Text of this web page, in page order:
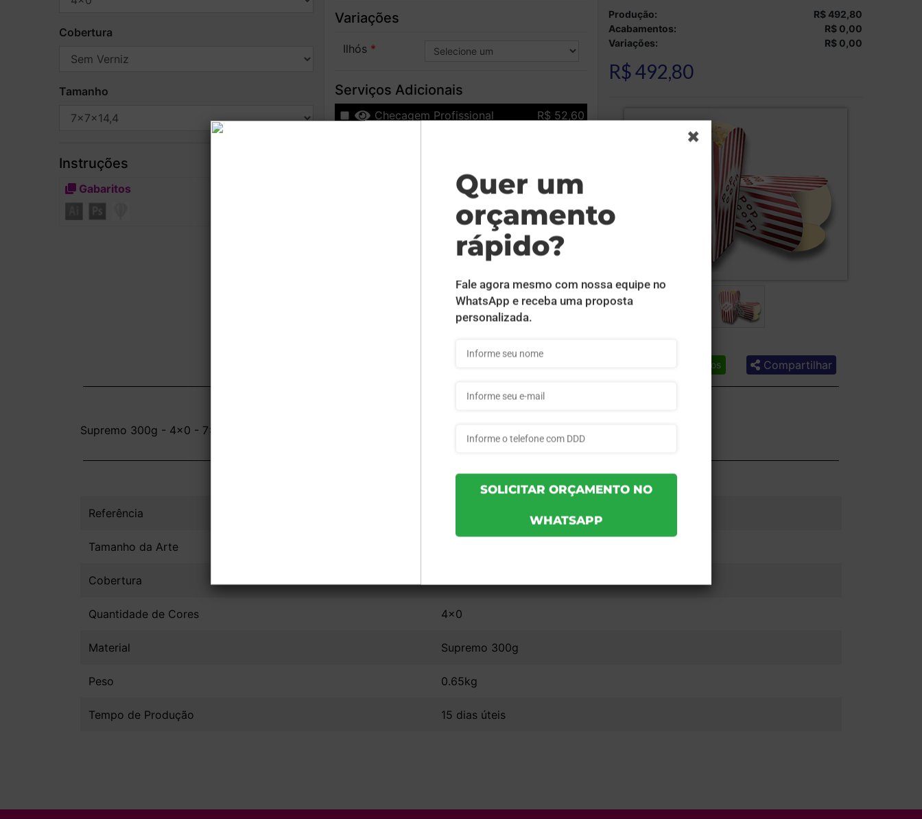
Cobertura
Tamanho
Instruções
Gabaritos
Variações
Ilhós
Serviços Adicionais
Checagem Profissional R$ 52,60
erros por parte da gráfica. (após análise do setor de
de cor, enquadramento de orientação
(vertical/horizontal) e conversão de RGB ou Pantone
Produção:
R$ 492,80
Acabamentos:
R$ 0,00
Variações:
R$ 0,00
R$ 492,80
Lista de desejos Compartilhar
DESCRIÇÃO DO PRODUTO
Supremo 300g - 4x0 - 7x7x14,4 cm - Sem Verniz - 50 unid
Referência b253a7541d6052 - 50un
Tamanho da Arte
Cobertura
Quantidade de Cores 4x0
Material Supremo 300g
Peso 0.65kg
Tempo de Produção 15 dias úteis